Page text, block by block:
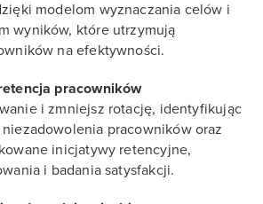
modelom wyznaczania celów i
wyników, które utrzymują
na efektywności.
pracowników
i zmniejsz rotację, identyfikując
pracowników oraz
inicjatywy retencyjne,
i badania satysfakcji.